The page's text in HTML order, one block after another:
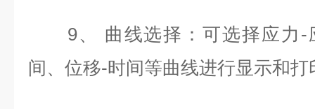
9、 曲线选择：可选择应力-
间、位移-时间等曲线进行显示和打